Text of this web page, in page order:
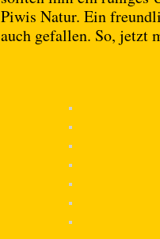
Piwis Natur. Ein
auch gefallen. So, jetzt